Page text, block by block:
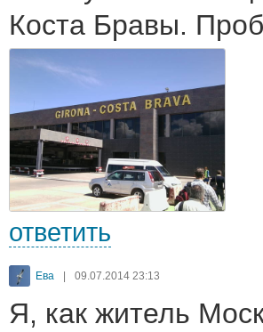
Коста Бравы.
ответить
Ева | 09.07.2014 23:13
Я, как житель